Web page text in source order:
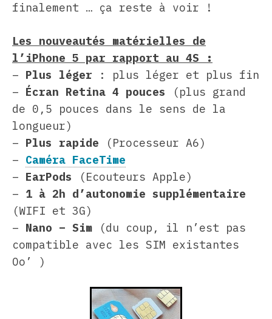
finalement … ça reste à voir !
Les nouveautés matérielles de
l’iPhone 5 par rapport au 4S :
– Plus léger : plus léger et plus fin
– Écran Retina 4 pouces (plus grand
de 0,5 pouces dans le sens de la
longueur)
– Plus rapide (Processeur A6)
– Caméra FaceTime
– EarPods (Ecouteurs Apple)
– 1 à 2h d’autonomie supplémentaire
(WIFI et 3G)
– Nano – Sim (du coup, il n’est pas
compatible avec les SIM existantes
Oo’ )